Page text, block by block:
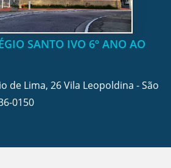
SANTO IVO 6º ANO AO
de Lima, 26 Vila Leopoldina - São
0150